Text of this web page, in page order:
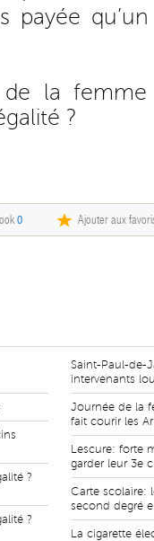
payée
la femme
?
0 Ajouter aux
?
?
Saint-Paul-de-
intervenants
Journée de la
fait courir les
Lescure: forte
garder leur 3e
Carte scolaire:
second degré
La cigarette